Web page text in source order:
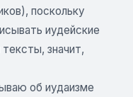
поскольку
иудейские
значит,
об иудаизме